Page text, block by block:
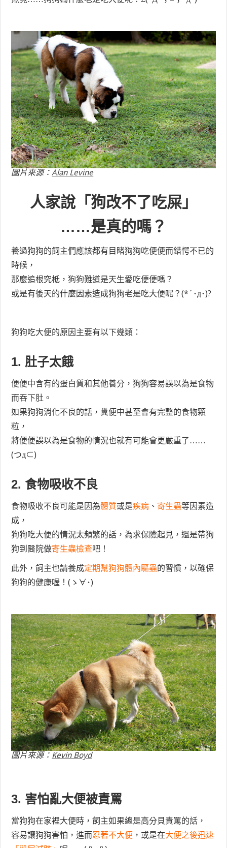
圖片來源： Alan Levine
人家說「狗改不了吃屎」
……是真的嗎？
養過狗狗的飼主們應該都有目睹狗狗吃便便而錯愕不已的
時候，
那麼追根究柢，狗狗難道是天生愛吃便便嗎？
或是有後天的什麼因素造成狗狗老是吃大便呢？(*´･д･)?
狗狗吃大便的原因主要有以下幾類：
1. 肚子太餓
便便中含有的蛋白質和其他養分，狗狗容易誤以為是食物
而吞下肚。
如果狗狗消化不良的話，糞便中甚至會有完整的食物顆
粒，
將便便誤以為是食物的情況也就有可能會更嚴重了……
(つд⊂)
2. 食物吸收不良
食物吸收不良可能是因為體質或是疾病 、 寄生蟲等因素造
成，
狗狗吃大便的情況太頻繁的話，為求保險起見，還是帶狗
狗到醫院做寄生蟲檢查吧！
此外，飼主也請養成定期幫狗狗體內驅蟲的習慣，以確保
狗狗的健康喔！(ゝ∀･)
圖片來源： Kevin Boyd
3. 害怕亂大便被責罵
當狗狗在家裡大便時，飼主如果總是高分貝責罵的話，
容易讓狗狗害怕，進而忍著不大便 ，或是在大便之後迅速